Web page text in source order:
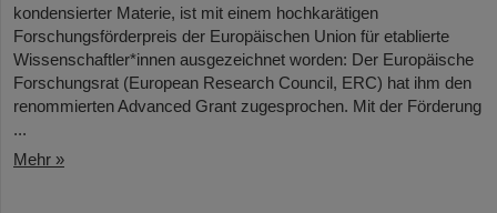
kondensierter Materie, ist mit einem hochkarätigen
Forschungsförderpreis der Europäischen Union für etablierte
Wissenschaftler*innen ausgezeichnet worden: Der Europäische
Forschungsrat (European Research Council, ERC) hat ihm den
renommierten Advanced Grant zugesprochen. Mit der Förderung
...
Mehr »